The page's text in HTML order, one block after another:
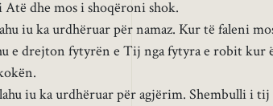
dhe mos i shoqëroni shok.
iu ka urdhëruar për namaz. Kur të faleni
e drejton fytyrën e Tij nga fytyra e robit kur
iu ka urdhëruar për agjërim. Shembulli i